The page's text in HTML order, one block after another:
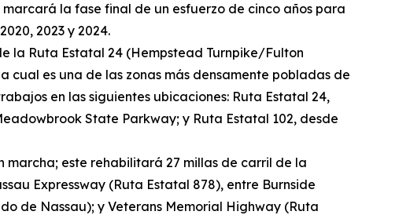
la fase final de un esfuerzo de cinco años para
2023 y 2024.
la Ruta Estatal 24 (Hempstead Turnpike/Fulton
es una de las zonas más densamente pobladas de
en las siguientes ubicaciones: Ruta Estatal 24,
State Parkway; y Ruta Estatal 102, desde
este rehabilitará 27 millas de carril de la
Expressway (Ruta Estatal 878), entre Burnside
de Nassau); y Veterans Memorial Highway (Ruta